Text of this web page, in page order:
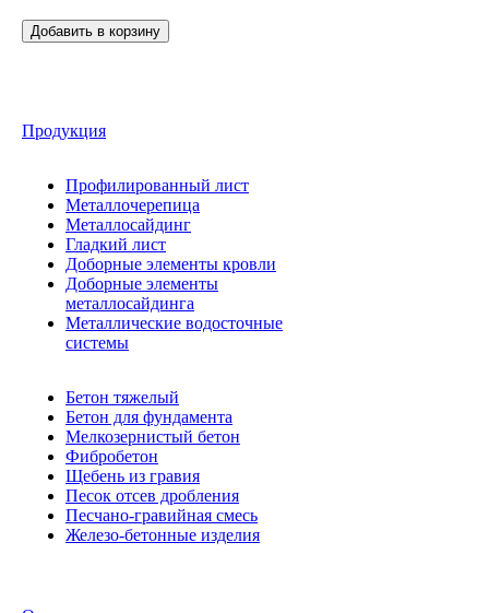
Добавить в корзину
Продукция
Профилированный лист
Металлочерепица
Металлосайдинг
Гладкий лист
Доборные элементы кровли
Доборные элементы
металлосайдинга
Металлические водосточные
системы
Бетон тяжелый
Бетон для фундамента
Мелкозернистый бетон
Фибробетон
Щебень из гравия
Песок отсев дробления
Песчано-гравийная смесь
Железо-бетонные изделия